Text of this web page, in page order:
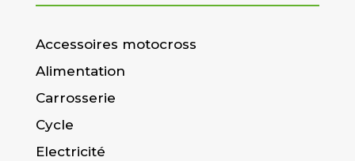
Accessoires motocross
Alimentation
Carrosserie
Cycle
Electricité